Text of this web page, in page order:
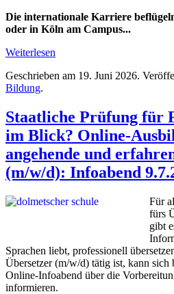
Die internationale Karriere
oder in Köln am Campus...
Weiterlesen
Geschrieben am 19. Juni 2026.
Bildung.
Staatliche Prüfung für
im Blick? Online-
angehende und
(m/w/d): Infoabend
Für
fürs
gibt
Sprachen liebt, professionell
Übersetzer (m/w/d) tätig ist, kann sich
Online-Infoabend über die
informieren.